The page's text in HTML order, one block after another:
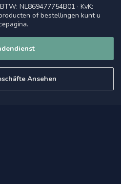
NL869477754B01 · KvK:
of bestellingen kunt u
Ansehen